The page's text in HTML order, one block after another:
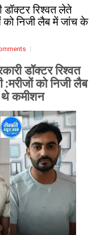
डॉक्टर रिश्वत लेते
को निजी लैब में जांच के
डॉक्टर रिश्वत
:मरीजों को निजी लैब
कमीशन